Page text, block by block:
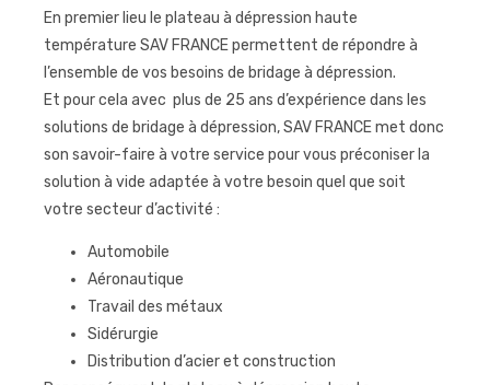
En premier lieu le plateau à dépression haute
température SAV FRANCE permettent de répondre à
l’ensemble de vos besoins de bridage à dépression.
Et pour cela avec plus de 25 ans d’expérience dans les
solutions de bridage à dépression, SAV FRANCE met donc
son savoir-faire à votre service pour vous préconiser la
solution à vide adaptée à votre besoin quel que soit
votre secteur d’activité :
Automobile
Aéronautique
Travail des métaux
Sidérurgie
Distribution d’acier et construction